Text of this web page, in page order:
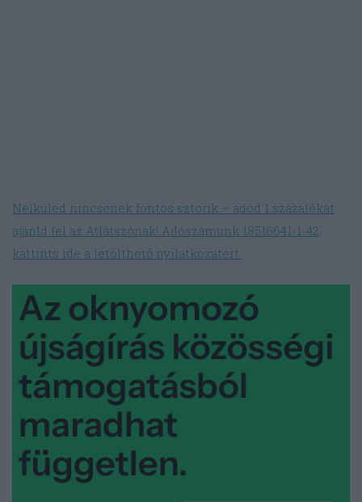
Nélküled nincsenek fontos sztorik – adód 1 százalékát
ajánld fel az Átlátszónak! Adószámunk 18516641-1-42,
kattints ide a letölthető nyilatkozatért.